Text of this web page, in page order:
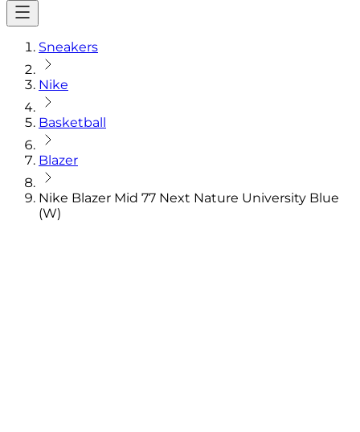
Sneakers
Nike
Basketball
Blazer
Nike Blazer Mid 77 Next Nature University Blue
(W)